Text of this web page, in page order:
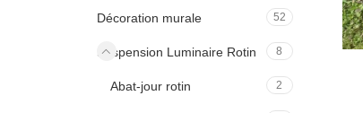
Décoration murale 52
Suspension Luminaire Rotin 8
Abat-jour rotin 2